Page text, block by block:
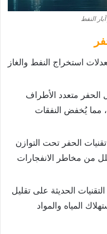
النفط
استخراج النفط والغاز
الحفر متعدد الأطراف
مما يُخفض النفقات
الحفر تحت التوازن
من مخاطر الانفجارات
الحديثة على تقليل
المياه والمواد